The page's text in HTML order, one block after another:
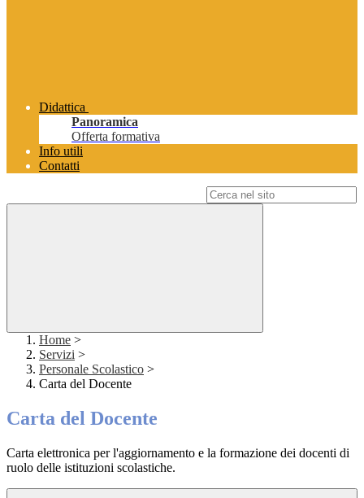
Didattica
Panoramica
Offerta formativa
Info utili
Contatti
Home >
Servizi >
Personale Scolastico >
Carta del Docente
Carta del Docente
Carta elettronica per l'aggiornamento e la formazione dei docenti di
ruolo delle istituzioni scolastiche.